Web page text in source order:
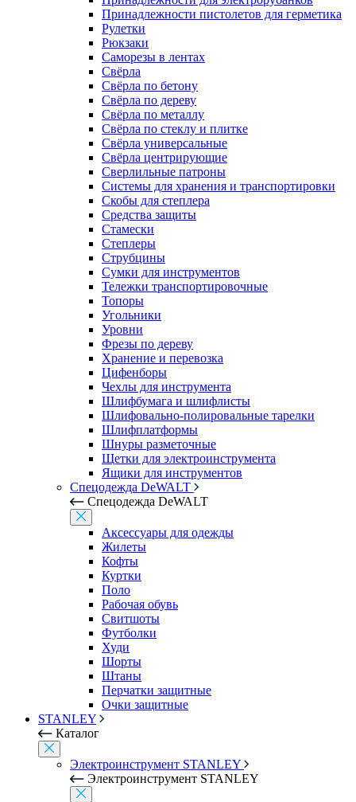
Принадлежности пистолетов для герметика
Рулетки
Рюкзаки
Саморезы в лентах
Свёрла
Свёрла по бетону
Свёрла по дереву
Свёрла по металлу
Свёрла по стеклу и плитке
Свёрла универсальные
Свёрла центрирующие
Сверлильные патроны
Системы для хранения и транспортировки
Скобы для степлера
Средства защиты
Стамески
Степлеры
Струбцины
Сумки для инструментов
Тележки транспортировочные
Топоры
Угольники
Уровни
Фрезы по дереву
Хранение и перевозка
Цифенборы
Чехлы для инструмента
Шлифбумага и шлифлисты
Шлифовально-полировальные тарелки
Шлифплатформы
Шнуры разметочные
Щетки для электроинструмента
Ящики для инструментов
Спецодежда DeWALT
Спецодежда DeWALT
Аксессуары для одежды
Жилеты
Кофты
Куртки
Поло
Рабочая обувь
Свитшоты
Футболки
Худи
Шорты
Штаны
Перчатки защитные
Очки защитные
STANLEY
Каталог
Электроинструмент STANLEY
Электроинструмент STANLEY